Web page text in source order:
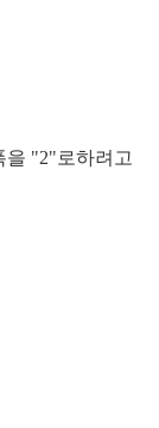
을 "2"로하려고